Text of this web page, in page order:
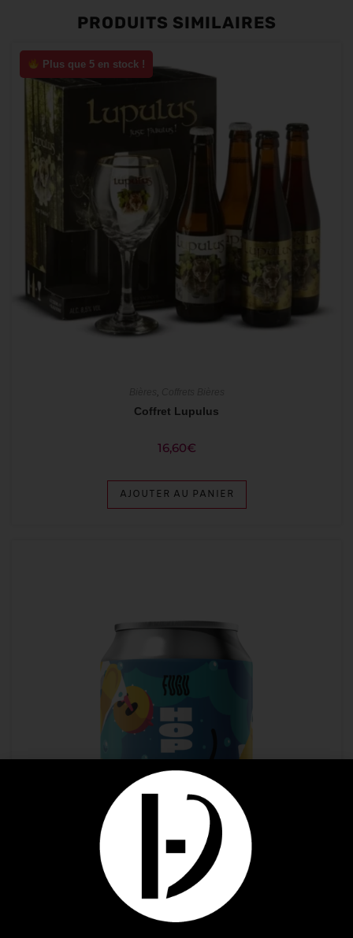
PRODUITS SIMILAIRES
Plus que 5 en stock !
,
Coffret Lupulus
16,60€
AJOUTER AU PANIER